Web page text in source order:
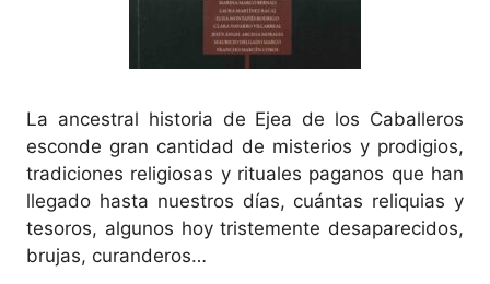
La ancestral historia de Ejea de los Caballeros
esconde gran cantidad de misterios y prodigios,
tradiciones religiosas y rituales paganos que han
llegado hasta nuestros días, cuántas reliquias y
tesoros, algunos hoy tristemente desaparecidos,
brujas, curanderos…